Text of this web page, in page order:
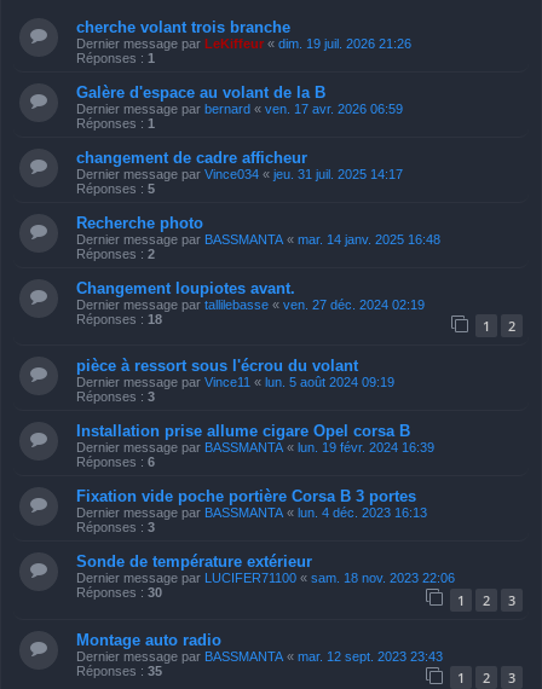
cherche volant trois branche
Dernier message par LeKiffeur « dim. 19 juil. 2026 21:26
Réponses : 1
Galère d'espace au volant de la B
Dernier message par bernard « ven. 17 avr. 2026 06:59
Réponses : 1
changement de cadre afficheur
Dernier message par Vince034 « jeu. 31 juil. 2025 14:17
Réponses : 5
Recherche photo
Dernier message par BASSMANTA « mar. 14 janv. 2025 16:48
Réponses : 2
Changement loupiotes avant.
Dernier message par tallilebasse « ven. 27 déc. 2024 02:19
Réponses : 18 1 2
pièce à ressort sous l'écrou du volant
Dernier message par Vince11 « lun. 5 août 2024 09:19
Réponses : 3
Installation prise allume cigare Opel corsa B
Dernier message par BASSMANTA « lun. 19 févr. 2024 16:39
Réponses : 6
Fixation vide poche portière Corsa B 3 portes
Dernier message par BASSMANTA « lun. 4 déc. 2023 16:13
Réponses : 3
Sonde de température extérieur
Dernier message par LUCIFER71100 « sam. 18 nov. 2023 22:06
Réponses : 30 1 2 3
Montage auto radio
Dernier message par BASSMANTA « mar. 12 sept. 2023 23:43
Réponses : 35 1 2 3